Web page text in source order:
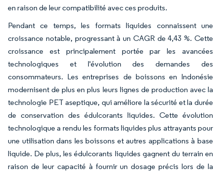
en raison de leur compatibilité avec ces produits.
Pendant ce temps, les formats liquides connaissent une
croissance notable, progressant à un CAGR de 4,43 %. Cette
croissance est principalement portée par les avancées
technologiques et l'évolution des demandes des
consommateurs. Les entreprises de boissons en Indonésie
modernisent de plus en plus leurs lignes de production avec la
technologie PET aseptique, qui améliore la sécurité et la durée
de conservation des édulcorants liquides. Cette évolution
technologique a rendu les formats liquides plus attrayants pour
une utilisation dans les boissons et autres applications à base
liquide. De plus, les édulcorants liquides gagnent du terrain en
raison de leur capacité à fournir un dosage précis lors de la